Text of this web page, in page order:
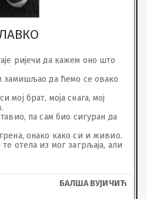
ријечи да кажем оно што
замишљао да ћемо се овако
брат, моја снага, мој
па сам био сигуран да
онако како си и живио.
отела из мог загрљаја, али
БАЛША ВУЈИЧИЋ